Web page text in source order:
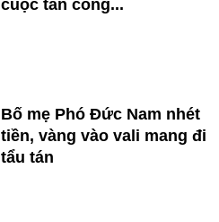
cuộc tấn công...
Bố mẹ Phó Đức Nam nhét
tiền, vàng vào vali mang đi
tẩu tán